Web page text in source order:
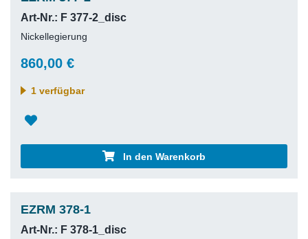
Art-Nr.: F 377-2_disc
Nickellegierung
860,00 €
1 verfügbar
In den Warenkorb
EZRM 378-1
Art-Nr.: F 378-1_disc